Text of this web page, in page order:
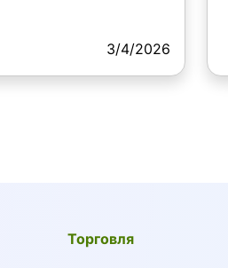
3/4/2026
Торговля